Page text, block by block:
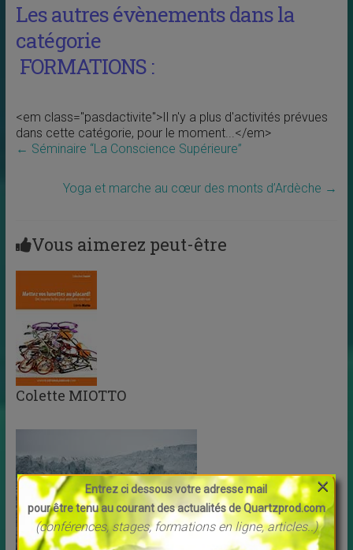
Les autres évènements dans la
catégorie
FORMATIONS :
<em class="pasdactivite">Il n'y a plus d'activités prévues
dans cette catégorie, pour le moment...</em>
← Séminaire “La Conscience Supérieure”
Yoga et marche au cœur des monts d’Ardèche →
Vous aimerez peut-être
Colette MIOTTO
Entrez ci dessous votre adresse mail
pour être tenu au courant des actualités de Quartzprod.com
(conférences, stages, formations en ligne, articles..)
×